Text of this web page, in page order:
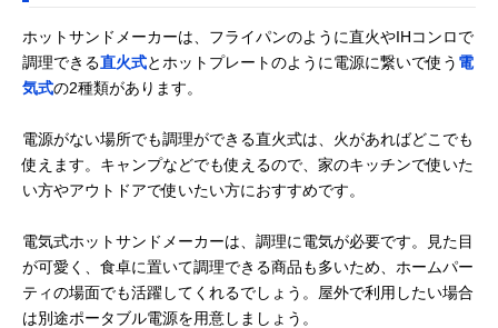
ホットサンドメーカーは、フライパンのように直火やIHコンロで
調理できる直火式とホットプレートのように電源に繋いで使う 電
気式の2種類があります。
電源がない場所でも調理ができる直火式は、火があればどこでも
使えます。キャンプなどでも使えるので、家のキッチンで使いた
い方やアウトドアで使いたい方におすすめです。
電気式ホットサンドメーカーは、調理に電気が必要です。見た目
が可愛く、食卓に置いて調理できる商品も多いため、ホームパー
ティの場面でも活躍してくれるでしょう。屋外で利用したい場合
は別途ポータブル電源を用意しましょう。